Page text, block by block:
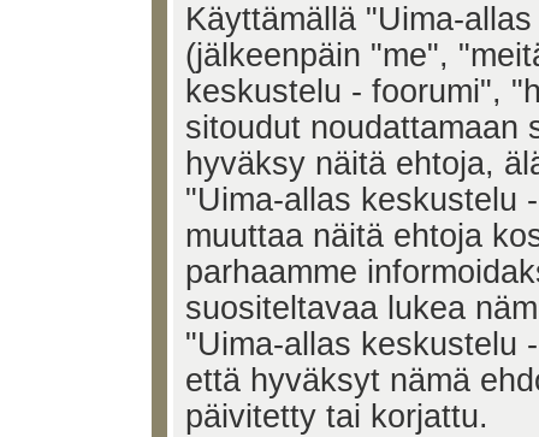
Käyttämällä "Uima-
(jälkeenpäin "me",
keskustelu - foorumi",
sitoudut noudattamaan
hyväksy näitä ehtoja,
"Uima-allas keskustelu
muuttaa näitä ehtoja
parhaamme
suositeltavaa lukea
"Uima-allas keskustelu
että hyväksyt nämä
päivitetty tai korjattu.